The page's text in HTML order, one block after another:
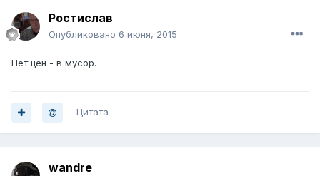
Ростислав
Опубликовано 6 июня, 2015
Нет цен - в мусор.
Цитата
wandre